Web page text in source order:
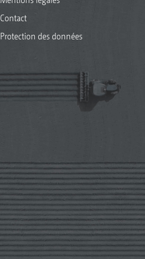
Contact
Protection des données